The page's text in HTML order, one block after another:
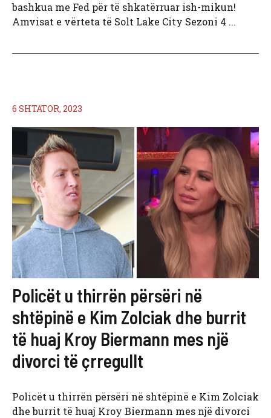
bashkua me Fed për të shkatërruar ish-mikun!
Amvisat e vërteta të Solt Lake City Sezoni 4 ...
6 SHTATOR, 2023
Policët u thirrën përsëri në
shtëpinë e Kim Zolciak dhe burrit
të huaj Kroy Biermann mes një
divorci të çrregullt
Policët u thirrën përsëri në shtëpinë e Kim Zolciak
dhe burrit të huaj Kroy Biermann mes një divorci